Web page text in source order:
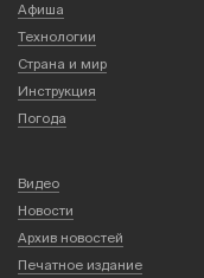
Афиша
Технологии
Страна и мир
Инструкция
Погода
Видео
Новости
Архив новостей
Печатное издание